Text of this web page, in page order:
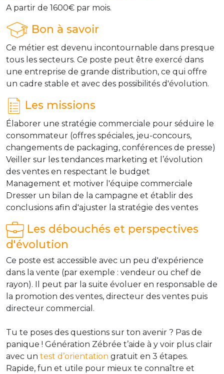
A partir de 1600€ par mois.
Bon à savoir
Ce métier est devenu incontournable dans presque
tous les secteurs. Ce poste peut être exercé dans
une entreprise de grande distribution, ce qui offre
un cadre stable et avec des possibilités d'évolution.
Les missions
Élaborer une stratégie commerciale pour séduire le
consommateur (offres spéciales, jeu-concours,
changements de packaging, conférences de presse)
Veiller sur les tendances marketing et l’évolution
des ventes en respectant le budget
Management et motiver l'équipe commerciale
Dresser un bilan de la campagne et établir des
conclusions afin d'ajuster la stratégie des ventes
Les débouchés et perspectives
d'évolution
Ce poste est accessible avec un peu d'expérience
dans la vente (par exemple : vendeur ou chef de
rayon). Il peut par la suite évoluer en responsable de
la promotion des ventes, directeur des ventes puis
directeur commercial.
Tu te poses des questions sur ton avenir ? Pas de
panique ! Génération Zébrée t’aide à y voir plus clair
avec un test d’orientation gratuit en 3 étapes.
Rapide, fun et utile pour mieux te connaître et